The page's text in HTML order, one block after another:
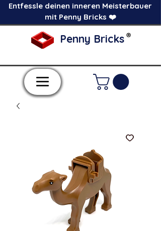
Entfessle deinen inneren Meisterbauer
mit Penny Bricks ❤️
Penny Bricks ®